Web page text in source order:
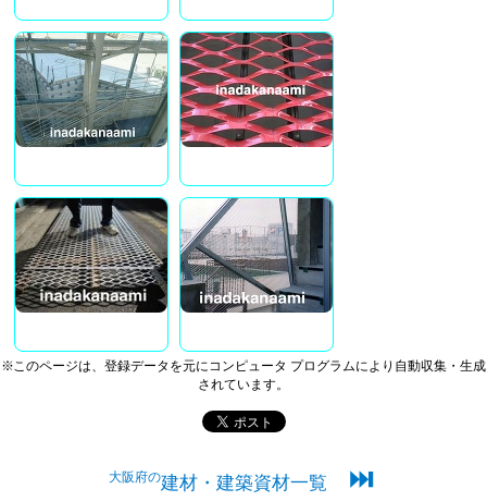
※このページは、登録データを元にコンピュータ プログラムにより自動収集・生成
されています。
大阪府の建材・建築資材一覧 ⏭